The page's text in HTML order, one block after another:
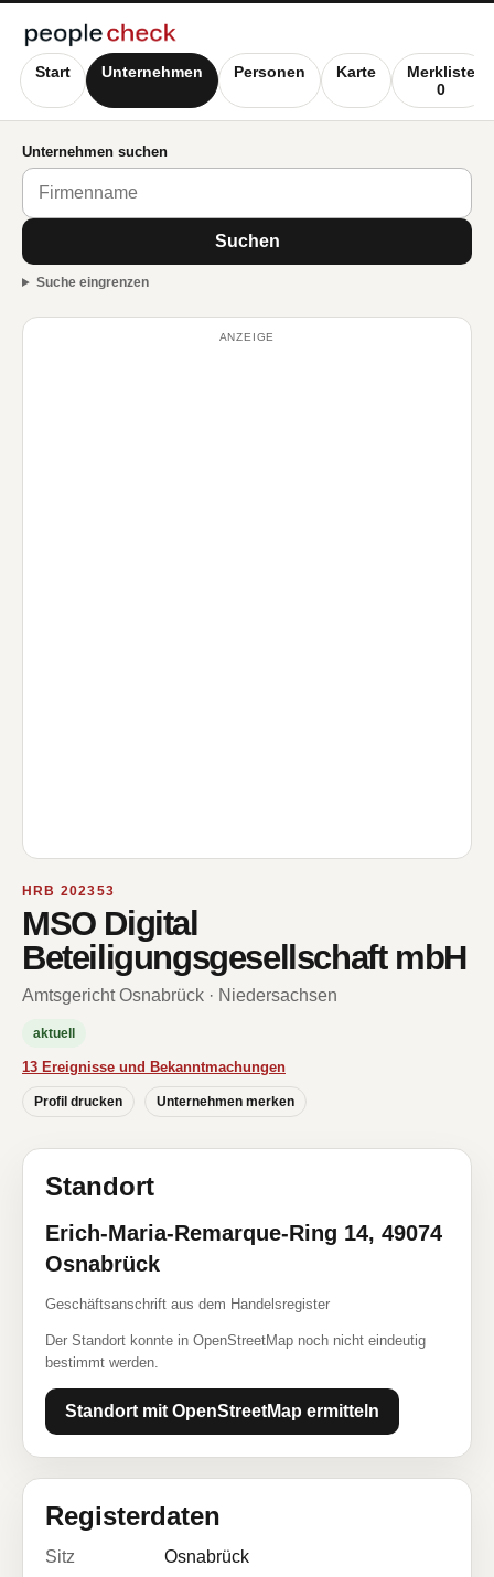
Start Unternehmen Personen Karte
Merkliste
0
Unternehmen suchen
Suchen
Suche eingrenzen
ANZEIGE
HRB 202353
MSO Digital
Beteiligungsgesellschaft mbH
Amtsgericht Osnabrück · Niedersachsen
aktuell
13 Ereignisse und Bekanntmachungen
Profil drucken Unternehmen merken
Standort
Erich-Maria-Remarque-Ring 14, 49074
Osnabrück
Geschäftsanschrift aus dem Handelsregister
Der Standort konnte in OpenStreetMap noch nicht eindeutig
bestimmt werden.
Standort mit OpenStreetMap ermitteln
Registerdaten
Sitz
Osnabrück